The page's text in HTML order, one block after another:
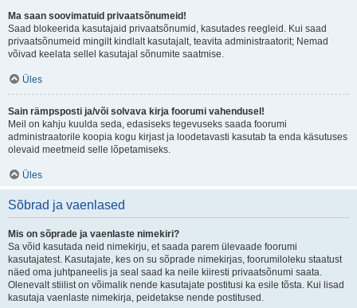
Ma saan soovimatuid privaatsõnumeid!
Saad blokeerida kasutajaid privaatsõnumid, kasutades reegleid. Kui saad
privaatsõnumeid mingilt kindlalt kasutajalt, teavita administraatorit; Nemad
võivad keelata sellel kasutajal sõnumite saatmise.
Üles
Sain rämpsposti ja/või solvava kirja foorumi vahendusel!
Meil on kahju kuulda seda, edasiseks tegevuseks saada foorumi
administraatorile koopia kogu kirjast ja loodetavasti kasutab ta enda käsutuses
olevaid meetmeid selle lõpetamiseks.
Üles
Sõbrad ja vaenlased
Mis on sõprade ja vaenlaste nimekiri?
Sa võid kasutada neid nimekirju, et saada parem ülevaade foorumi
kasutajatest. Kasutajate, kes on su sõprade nimekirjas, foorumiloleku staatust
näed oma juhtpaneelis ja seal saad ka neile kiiresti privaatsõnumi saata.
Olenevalt stiilist on võimalik nende kasutajate postitusi ka esile tõsta. Kui lisad
kasutaja vaenlaste nimekirja, peidetakse nende postitused.